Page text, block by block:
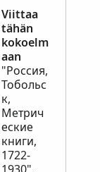
Viittaa
tähän
kokoelm
aan
"Россия,
Тобольс
к,
Метрич
еские
книги,
1722-